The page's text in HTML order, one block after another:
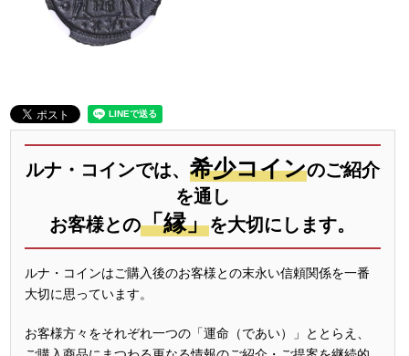
ルナ・コインでは、 希少コインのご紹介
を通し
お客様との「縁」を大切にします。
ルナ・コインはご購入後のお客様との末永い信頼関係を一番
大切に思っています。
お客様方々をそれぞれ一つの「運命（であい）」ととらえ、